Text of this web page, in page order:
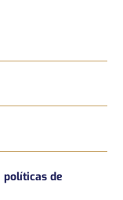
políticas de